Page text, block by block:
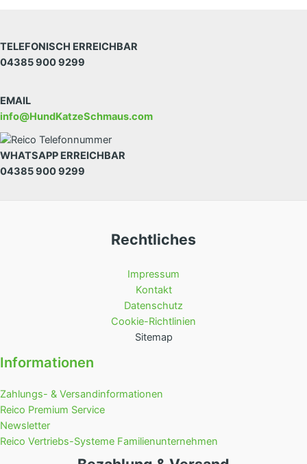
TELEFONISCH ERREICHBAR
04385 900 9299
EMAIL
info@HundKatzeSchmaus.com
WHATSAPP ERREICHBAR
04385 900 9299
Rechtliches
Impressum
Kontakt
Datenschutz
Cookie-Richtlinien
Sitemap
Informationen
Zahlungs- & Versandinformationen
Reico Premium Service
Newsletter
Reico Vertriebs-Systeme Familienunternehmen